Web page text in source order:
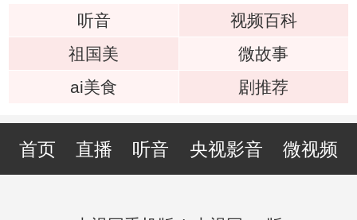
听音
视频百科
祖国美
微故事
ai美食
剧推荐
首页 直播 听音 央视影音 微视频